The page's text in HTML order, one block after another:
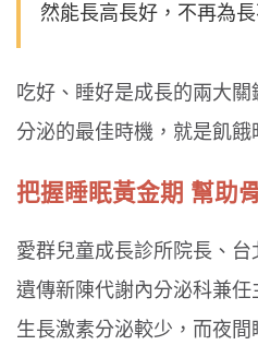
然能長高長好，不再為長
吃好、睡好是成長的兩大
分泌的最佳時機，就是飢餓
把握睡眠黃金期 幫助
愛群兒童成長診所院長、
遺傳新陳代謝內分泌科兼
生長激素分泌較少，而夜